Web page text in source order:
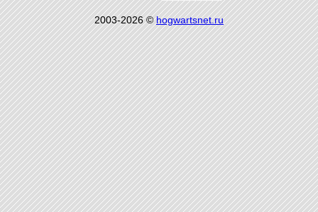
2003-2026 ©hogwartsnet.ru